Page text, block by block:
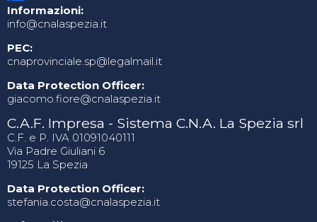
Informazioni:
info@cnalaspezia.it
PEC:
cnaprovinciale.sp@legalmail.it
Data Protection Officer:
giacomo.fiore@cnalaspezia.it
C.A.F. Impresa - Sistema C.N.A. La Spezia srl
C.F. e P. IVA 01091040111
Via Padre Giuliani 6
19125 La Spezia
Data Protection Officer:
stefania.costa@cnalaspezia.it